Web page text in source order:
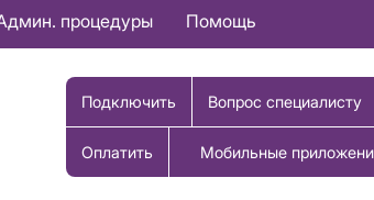
процедуры Помощь
Подключить Вопрос специалисту
Оплатить Мобильные